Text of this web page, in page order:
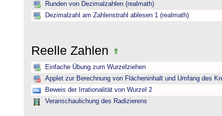
Runden von Dezimalzahlen (realmath)
Dezimalzahl am Zahlenstrahl ablesen 1 (realmath)
Reelle Zahlen
Einfache Übung zum Wurzelziehen
Applet zur Berechnung von Flächeninhalt und Umfang des
Beweis der Irrationalität von Wurzel 2
Veranschaulichung des Radizierens